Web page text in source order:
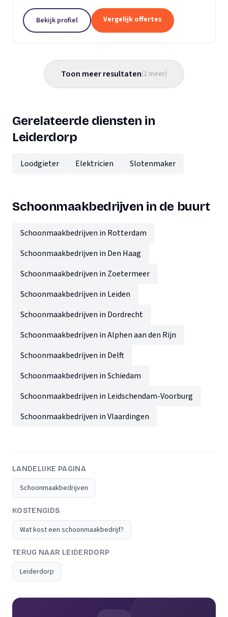
ervaring in de glas- en gevelreiniging. Maar met...
Bekijk profiel Vergelijk offertes
Toon meer resultaten(2 meer)
Gerelateerde diensten in
Leiderdorp
Loodgieter Elektricien Slotenmaker
Schoonmaakbedrijven in de buurt
Schoonmaakbedrijven in Rotterdam
Schoonmaakbedrijven in Den Haag
Schoonmaakbedrijven in Zoetermeer
Schoonmaakbedrijven in Leiden
Schoonmaakbedrijven in Dordrecht
Schoonmaakbedrijven in Alphen aan den Rijn
Schoonmaakbedrijven in Delft
Schoonmaakbedrijven in Schiedam
Schoonmaakbedrijven in Leidschendam-Voorburg
Schoonmaakbedrijven in Vlaardingen
LANDELIJKE PAGINA
Schoonmaakbedrijven
KOSTENGIDS
Wat kost een schoonmaakbedrijf?
TERUG NAAR LEIDERDORP
Leiderdorp